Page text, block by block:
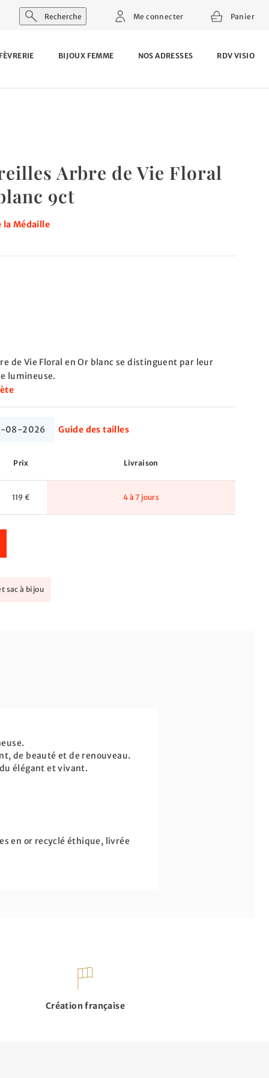
Recherche Me connecter Panier
BIJOUX FEMME NOS ADRESSES RDV VISIO
Arbre de Vie Floral
9ct
la Médaille
de Vie Floral en Or blanc se distinguent par leur
lumineuse.
08-2026 Guide des tailles
Prix Livraison
119 € 4 à 7 jours
sac à bijou
de beauté et de renouveau.
élégant et vivant.
en or recyclé éthique, livrée
Création française